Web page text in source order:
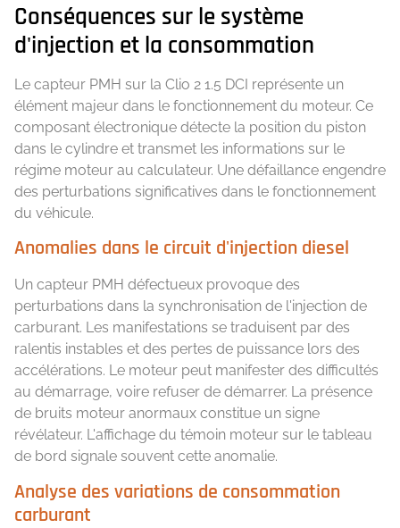
Conséquences sur le système
d'injection et la consommation
Le capteur PMH sur la Clio 2 1.5 DCI représente un
élément majeur dans le fonctionnement du moteur. Ce
composant électronique détecte la position du piston
dans le cylindre et transmet les informations sur le
régime moteur au calculateur. Une défaillance engendre
des perturbations significatives dans le fonctionnement
du véhicule.
Anomalies dans le circuit d'injection diesel
Un capteur PMH défectueux provoque des
perturbations dans la synchronisation de l'injection de
carburant. Les manifestations se traduisent par des
ralentis instables et des pertes de puissance lors des
accélérations. Le moteur peut manifester des difficultés
au démarrage, voire refuser de démarrer. La présence
de bruits moteur anormaux constitue un signe
révélateur. L'affichage du témoin moteur sur le tableau
de bord signale souvent cette anomalie.
Analyse des variations de consommation
carburant